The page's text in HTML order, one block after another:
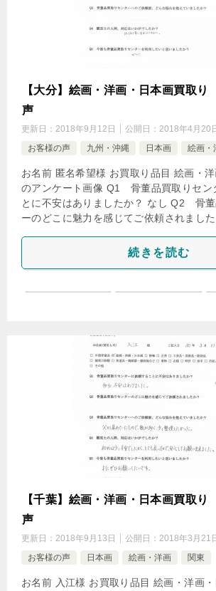
【大分】絵画・洋画・日本画買取
声
更新日： 2018年9月12日 公開日： 2018年4月20
お客様の声
九州・沖縄 日本画 絵画・
お名前 匿名希望様 お買取り品目 絵画・
のアンケート画像 Q1 骨董品買取りセン
とに不安はありましたか？ なし Q2 骨董
ーのどこに魅力を感じてご依頼されまし
続きを読む
【千葉】絵画・洋画・日本画買取
声
更新日： 2018年9月13日 公開日： 2018年3月21
お客様の声
日本画 絵画・洋画 関東
お名前 入江様 お買取り品目 絵画・洋画